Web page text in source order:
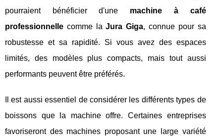
pourraient bénéficier d'une machine à café
professionnelle comme laJura Giga, connue pour sa
robustesse et sa rapidité. Si vous avez des espaces
limités, des modèles plus compacts, mais tout aussi
performants peuvent être préférés.
Il est aussi essentiel de considérer les différents types de
boissons que la machine offre. Certaines entreprises
favoriseront des machines proposant une large variété